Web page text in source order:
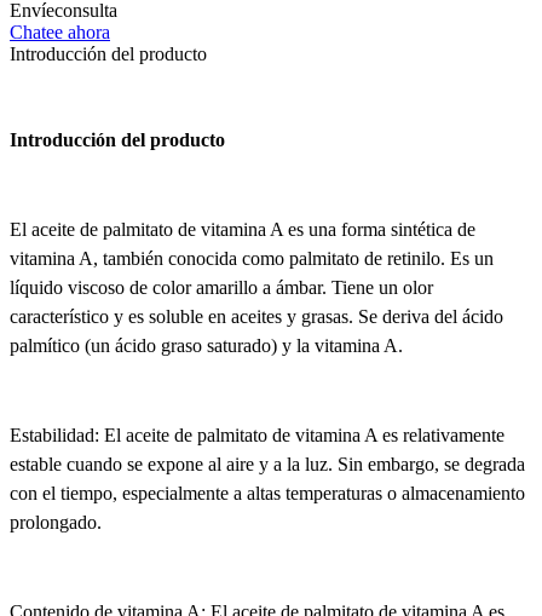
Envíeconsulta
Chatee ahora
Introducción del producto
Introducción del producto
El aceite de palmitato de vitamina A es una forma sintética de
vitamina A, también conocida como palmitato de retinilo. Es un
líquido viscoso de color amarillo a ámbar. Tiene un olor
característico y es soluble en aceites y grasas. Se deriva del ácido
palmítico (un ácido graso saturado) y la vitamina A.
Estabilidad: El aceite de palmitato de vitamina A es relativamente
estable cuando se expone al aire y a la luz. Sin embargo, se degrada
con el tiempo, especialmente a altas temperaturas o almacenamiento
prolongado.
Contenido de vitamina A: El aceite de palmitato de vitamina A es